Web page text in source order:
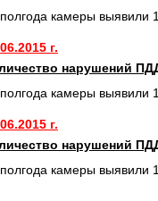
камеры
г.
нарушений
камеры
г.
нарушений
камеры